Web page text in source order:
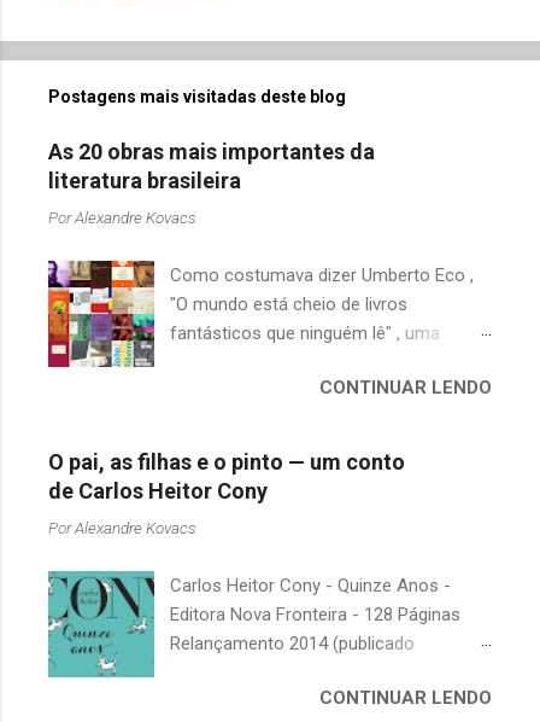
Postagens mais visitadas deste blog
As 20 obras mais importantes da
literatura brasileira
PorAlexandre Kovacs
Como costumava dizer Umberto Eco ,
"O mundo está cheio de livros
fantásticos que ninguém lê" , uma
quando falamos de clássicos da
escritores brasileiros, somos forçados
a uma avaliação burocrática na escola e
acabamos adquirindo uma certa
antipatia a determinado livro ou autor
justamente o contrário. É surpreendente
como uma segunda visita a essas
obras, já em nossa maturidade, pode
escondido, bem ali na nossa estante.
CONTINUAR LENDO
O pai, as filhas e o pinto — um conto
de Carlos Heitor Cony
PorAlexandre Kovacs
Carlos Heitor Cony - Quinze Anos -
Editora Nova Fronteira - 128 Páginas
Relançamento 2014 (publicado
com deliciosos contos sobre a infância
CONTINUAR LENDO